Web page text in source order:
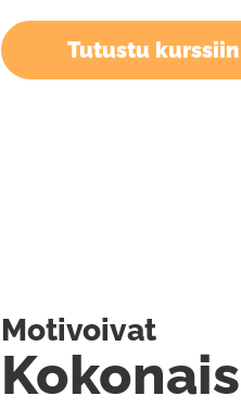
Tutustu kurssiin
Motivoivat